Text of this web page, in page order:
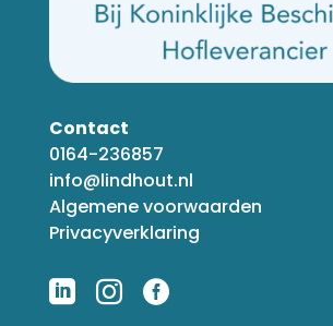
Contact
0164-236857
info@lindhout.nl
Algemene voorwaarden
Privacyverklaring
  